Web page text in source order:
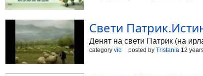
Свети
Денят на свети Патрик (на
category vid posted by Tristania 12